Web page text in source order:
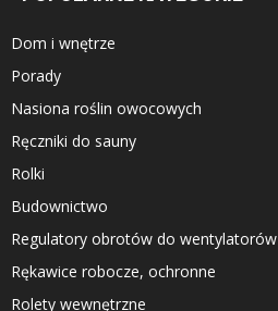
Dom i wnętrze
Porady
Nasiona roślin owocowych
Ręczniki do sauny
Rolki
Budownictwo
Regulatory obrotów do wentylatorów
Rękawice robocze, ochronne
Rolety wewnętrzne